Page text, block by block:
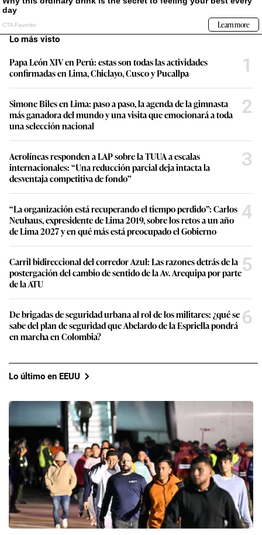
Lo más visto
Papa León XIV en Perú: estas son todas las actividades
confirmadas en Lima, Chiclayo, Cusco y Pucallpa
1
Simone Biles en Lima: paso a paso, la agenda de la gimnasta
más ganadora del mundo y una visita que emocionará a toda
una selección nacional
2
Aerolíneas responden a LAP sobre la TUUA a escalas
internacionales: “Una reducción parcial deja intacta la
desventaja competitiva de fondo”
3
“La organización está recuperando el tiempo perdido”: Carlos
Neuhaus, expresidente de Lima 2019, sobre los retos a un año
de Lima 2027 y en qué más está preocupado el Gobierno
4
Carril bidireccional del corredor Azul: Las razones detrás de la
postergación del cambio de sentido de la Av. Arequipa por parte
de la ATU
5
De brigadas de seguridad urbana al rol de los militares: ¿qué se
sabe del plan de seguridad que Abelardo de la Espriella pondrá
en marcha en Colombia?
6
Lo último en EEUU